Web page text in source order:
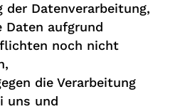
der Datenverarbeitung,
Daten aufgrund
noch nicht
die Verarbeitung
uns und